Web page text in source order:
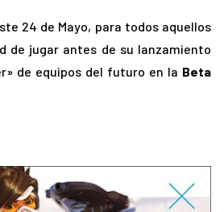
24 de Mayo, para todos aquellos
de jugar antes de su lanzamiento
de equipos del futuro en la Beta